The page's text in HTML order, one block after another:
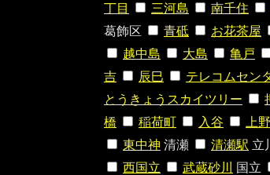
丁目
三河島 南千住
葛飾区
青砥 お花茶屋
越中島
大島 亀戸
吉
辰巳 テレコムセン
とうきょうスカイツリー
橋
稲荷町 入谷 上
東中神 清瀬 清瀬駅 立川
西国立
武蔵砂川 国立